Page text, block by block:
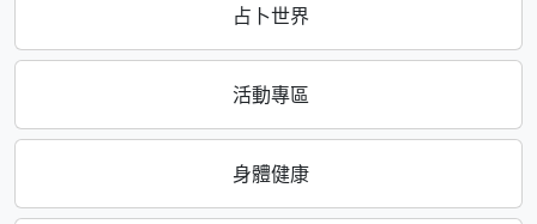
占卜世界
活動專區
身體健康